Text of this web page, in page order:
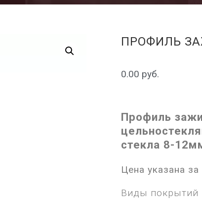
ПРОФИЛЬ
0.00 руб.
Профиль
стекла 8-
Цена указана
Виды покрытий